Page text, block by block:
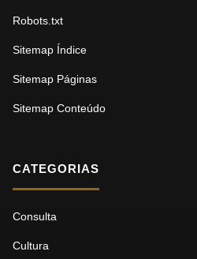
Robots.txt
Sitemap Índice
Sitemap Páginas
Sitemap Conteúdo
CATEGORIAS
Consulta
Cultura